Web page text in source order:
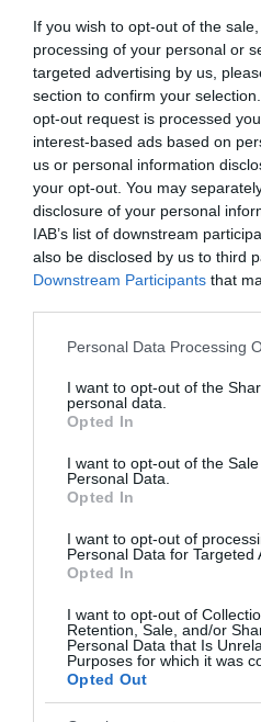
If you wish to opt-out of the
processing of your personal or
targeted advertising by us,
section to confirm your
opt-out request is processed
interest-based ads based on
us or personal information
your opt-out. You may
disclosure of your personal
IAB’s list of downstream
also be disclosed by us to third
Downstream Participants that
Please note that this website/
not limited to your visit or usage
grant or deny consent to
use your data for below
consent section.
Personal Data Processing
I want to opt-out of the
personal data.
Opted In
I want to opt-out of the
Personal Data.
Opted In
I want to opt-out of
Personal Data for Targeted
Opted In
I want to opt-out of
Retention, Sale, and/or
Personal Data that Is
Purposes for which it was
Opted Out
ΤΕΧΝΟΛΟΓΙΕΣ
«Κορυφαίο
τον οργανισμό
προϊόντα
Windows
19.03.2021